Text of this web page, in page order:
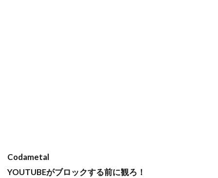
Codametal
YOUTUBEがブロックする前に観ろ！